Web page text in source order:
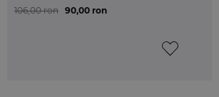
106,00 ron 90,00 ron